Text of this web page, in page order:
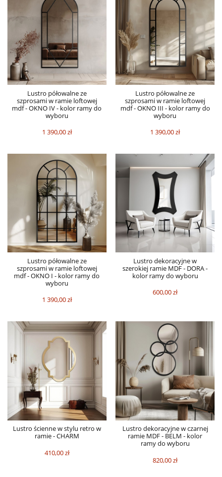
Lustro półowalne ze
szprosami w ramie loftowej
mdf - OKNO IV - kolor ramy do
wyboru
1 390,00 zł
Lustro półowalne ze
szprosami w ramie loftowej
mdf - OKNO III - kolor ramy do
wyboru
1 390,00 zł
Lustro półowalne ze
szprosami w ramie loftowej
mdf - OKNO I - kolor ramy do
wyboru
1 390,00 zł
Lustro dekoracyjne w
szerokiej ramie MDF - DORA -
kolor ramy do wyboru
600,00 zł
Lustro ścienne w stylu retro w
ramie - CHARM
410,00 zł
Lustro dekoracyjne w czarnej
ramie MDF - BELM - kolor
ramy do wyboru
820,00 zł